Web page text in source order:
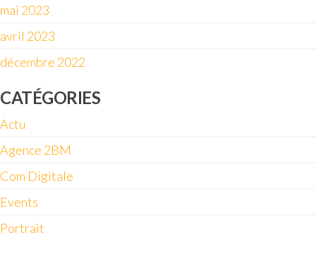
mai 2023
avril 2023
décembre 2022
CATÉGORIES
Actu
Agence 2BM
Com Digitale
Events
Portrait